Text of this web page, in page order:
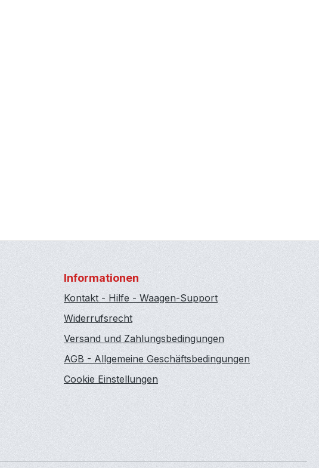
Informationen
Kontakt - Hilfe - Waagen-Support
Widerrufsrecht
Versand und Zahlungsbedingungen
AGB - Allgemeine Geschäftsbedingungen
Cookie Einstellungen